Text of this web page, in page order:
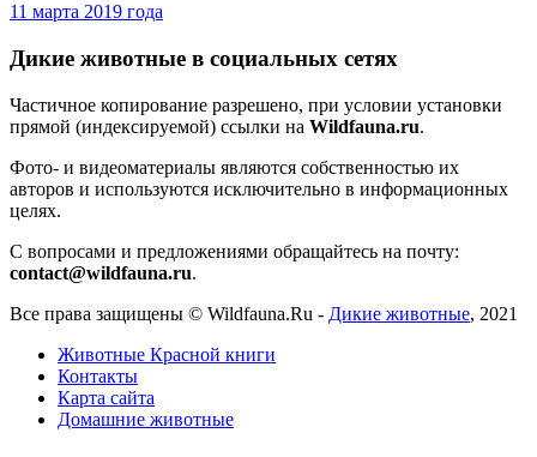
11 марта 2019 года
Дикие животные в социальных сетях
Частичное копирование разрешено, при условии установки
прямой (индексируемой) ссылки на Wildfauna.ru.
Фото- и видеоматериалы являются собственностью их
авторов и используются исключительно в информационных
целях.
С вопросами и предложениями обращайтесь на почту:
contact@wildfauna.ru.
Все права защищены © Wildfauna.Ru - Дикие животные, 2021
Животные Красной книги
Контакты
Карта сайта
Домашние животные